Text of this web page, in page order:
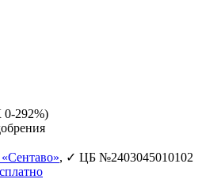
0-292%)
, ✓ ЦБ №2403045010102